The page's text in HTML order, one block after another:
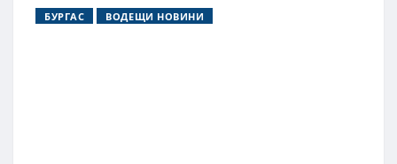
БУРГАС ВОДЕЩИ НОВИНИ